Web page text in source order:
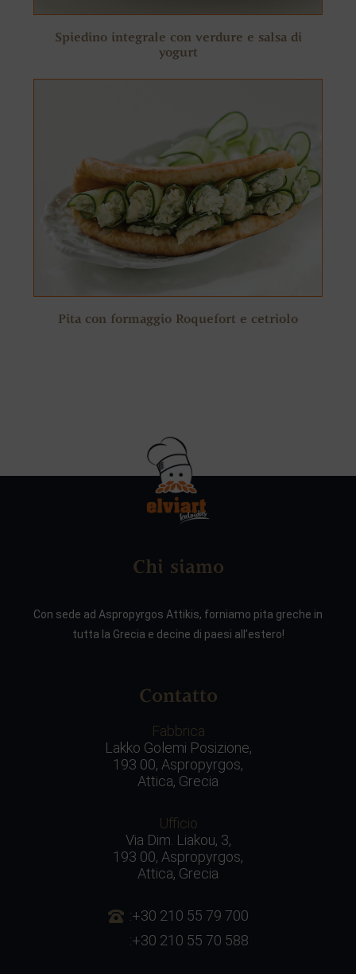
Spiedino integrale con verdure e salsa di
yogurt
Pita con formaggio Roquefort e cetriolo
Chi siamo
Con sede ad Aspropyrgos Attikis, forniamo pita greche in
tutta la Grecia e decine di paesi all’estero!
Contatto
Fabbrica
Lakko Golemi Posizione,
193 00, Aspropyrgos,
Attica, Grecia
Ufficio
Via Dim. Liakou, 3,
193 00, Aspropyrgos,
Attica, Grecia
:+30 210 55 79 700
:+30 210 55 70 588